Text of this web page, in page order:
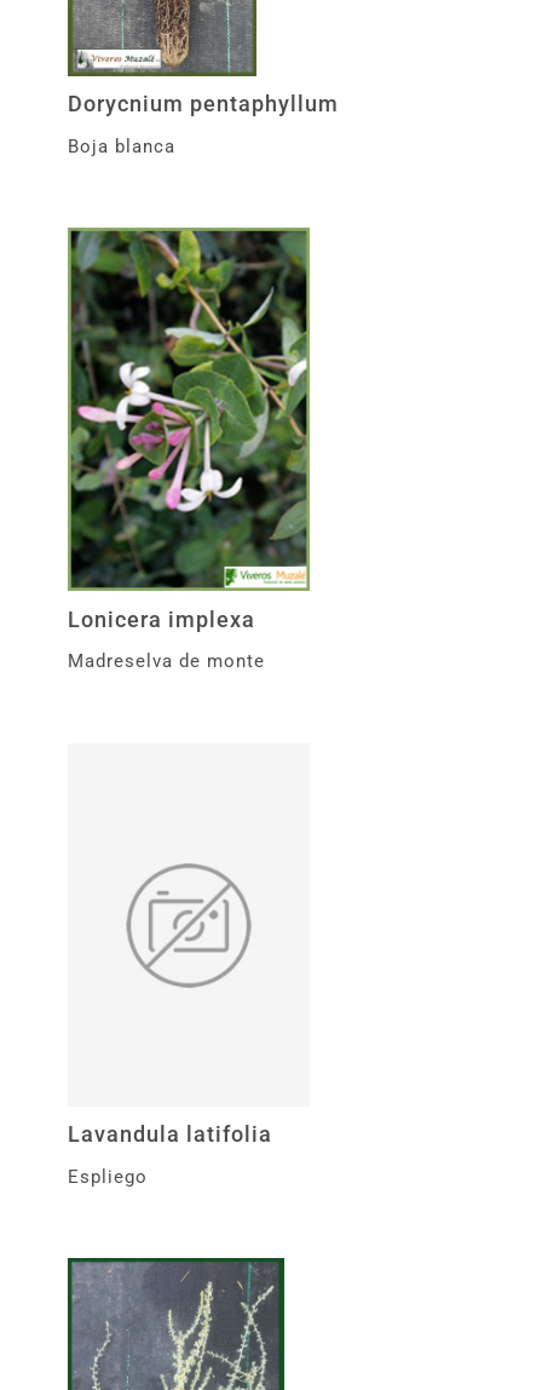
Dorycnium pentaphyllum
Boja blanca
Lonicera implexa
Madreselva de monte
Lavandula latifolia
Espliego